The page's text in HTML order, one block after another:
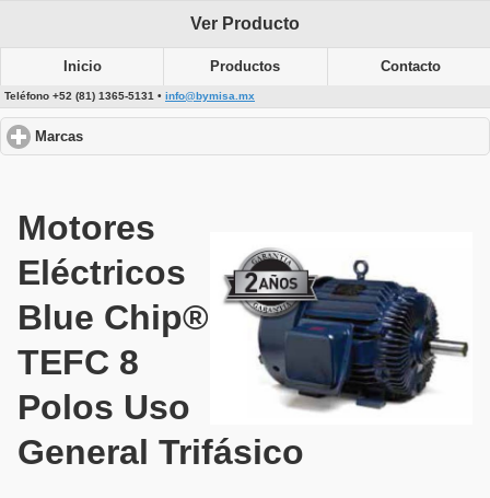
Ver Producto
Inicio Productos Contacto
Teléfono +52 (81) 1365-5131 • info@bymisa.mx
Marcas
Motores
Eléctricos
Blue Chip®
TEFC 8
Polos Uso
General Trifásico